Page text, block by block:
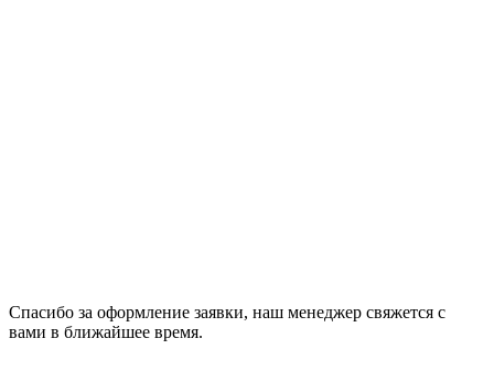
Спасибо за оформление заявки, наш менеджeр свяжется с
вами в ближайшее время.